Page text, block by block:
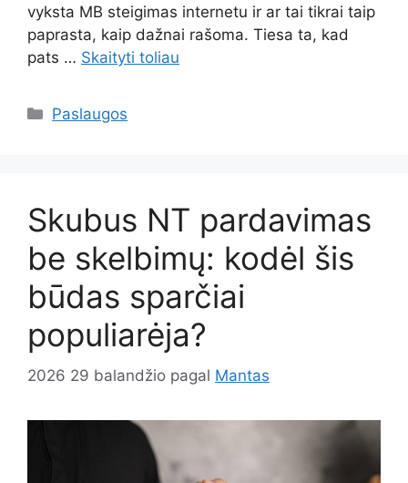
vyksta MB steigimas internetu ir ar tai tikrai taip
paprasta, kaip dažnai rašoma. Tiesa ta, kad
pats … Skaityti toliau
Kategorijos
Paslaugos
Skubus NT pardavimas
be skelbimų: kodėl šis
būdas sparčiai
populiarėja?
2026 29 balandžio pagal Mantas